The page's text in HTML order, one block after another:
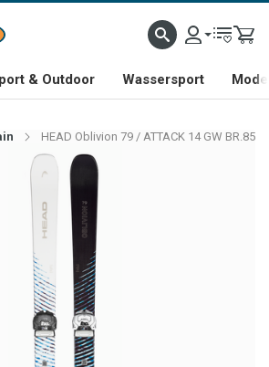
& Outdoor Wassersport
HEAD Oblivion 79 / ATTACK 14 GW BR.85